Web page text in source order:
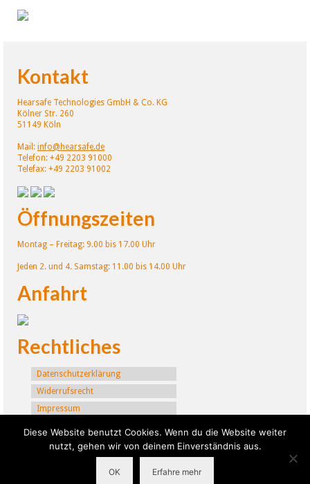
Kontakt
Hearsafe Technologies GmbH & Co. KG
Kölner Str. 260
51149 Köln
Mail: info@hearsafe.de
Telefon: +49 2203 91000
Telefax: +49 2203 91002
Öffnungszeiten
Montag – Freitag: 9.00 bis 17.00 Uhr
Jeden 2. und 4. Samstag: 11.00 bis 14.00 Uhr
Anfahrt
Rechtliches
Datenschutzerklärung
Widerrufsrecht
Impressum
Diese Website benutzt Cookies. Wenn du die Website weiter
nutzt, gehen wir von deinem Einverständnis aus.
OK Erfahre mehr